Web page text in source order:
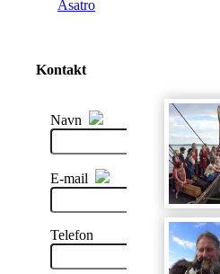
Asatro
Kontakt
Navn
E-mail
Telefon